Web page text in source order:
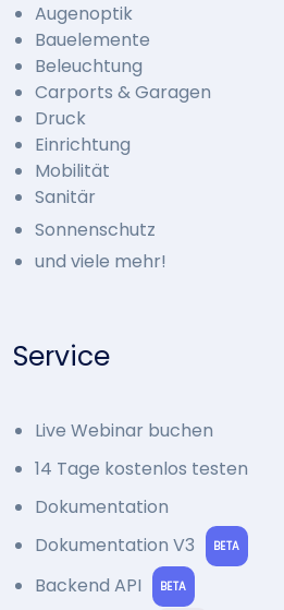
Augenoptik
Bauelemente
Beleuchtung
Carports & Garagen
Druck
Einrichtung
Mobilität
Sanitär
Sonnenschutz
und viele mehr!
Service
Live Webinar buchen
14 Tage kostenlos testen
Dokumentation
Dokumentation V3
BETA
Backend API BETA